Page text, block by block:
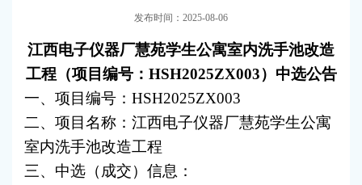
发布时间：2025-08-06
江西电子仪器厂慧苑学生公寓室内洗手池改造
工程（项目编号：HSH2025ZX003）中选公告
一、项目编号：HSH2025ZX003
二、项目名称：江西电子仪器厂慧苑学生公寓
室内洗手池改造工程
三、中选（成交）信息：